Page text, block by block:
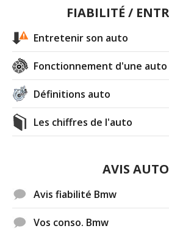
FIABILITÉ /
Entretenir son auto
Fonctionnement d'une auto
Définitions auto
Les chiffres de l'auto
AVIS AUTO
Avis fiabilité Bmw
Vos conso. Bmw